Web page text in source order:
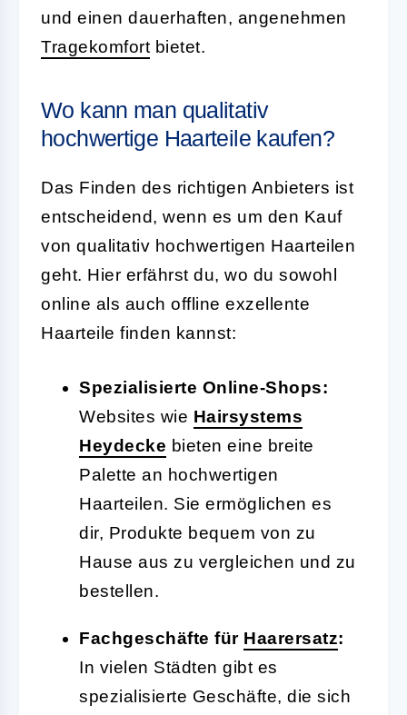
und einen dauerhaften, angenehmen
Tragekomfortbietet.
Wo kann man qualitativ
hochwertige Haarteile kaufen?
Das Finden des richtigen Anbieters ist
entscheidend, wenn es um den Kauf
von qualitativ hochwertigen Haarteilen
geht. Hier erfährst du, wo du sowohl
online als auch offline exzellente
Haarteile finden kannst:
Spezialisierte Online-Shops:
Websites wie Hairsystems
Heydecke bieten eine breite
Palette an hochwertigen
Haarteilen. Sie ermöglichen es
dir, Produkte bequem von zu
Hause aus zu vergleichen und zu
bestellen.
Fachgeschäfte für Haarersatz:
In vielen Städten gibt es
spezialisierte Geschäfte, die sich